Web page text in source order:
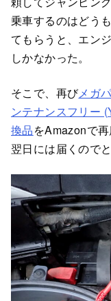
乗車するのはどう
てもらうと、エン
しかなかった。
そこで、再びメガ
ンテナンスフリー
換品をAmazonで
翌日には届くので